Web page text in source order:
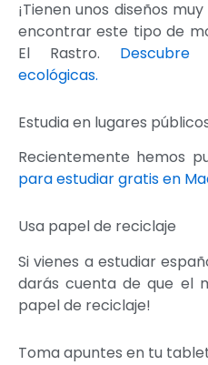
¡Tienen unos diseños
encontrar este tipo de
El Rastro.
ecológicas.
Estudia en lugares
Recientemente hemos
para estudiar gratis en
Usa papel de reciclaje
Si vienes a estudiar
darás cuenta de que el
papel de reciclaje!
Toma apuntes en tu